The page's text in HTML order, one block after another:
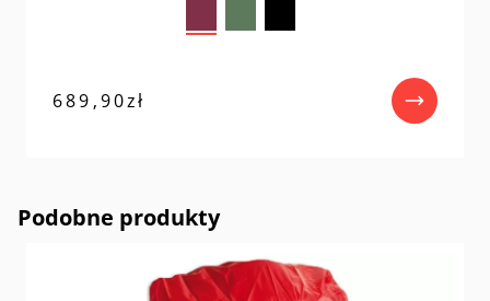
689,90zł
Podobne produkty